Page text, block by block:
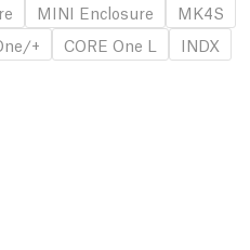
MINI Enclosure
MK4S
+ CORE One L INDX